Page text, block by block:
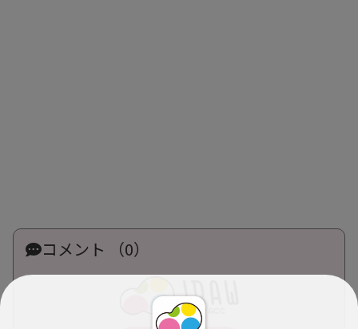
コメント （0）